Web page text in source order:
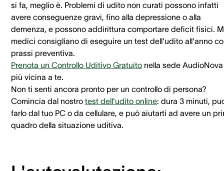
si fa, meglio è. Problemi di udito non curati possono infatti
avere conseguenze gravi, fino alla depressione o alla
demenza, e possono addirittura comportare deficit fisici.
medici consigliano di eseguire un test dell'udito all'anno
prassi preventiva.
Prenota un Controllo Uditivo Gratuito nella sede AudioNova
più vicina a te.
Non ti senti ancora pronto per un controllo di persona?
Comincia dal nostro test dell'udito online: dura 3 minuti,
farlo dal tuo PC o da cellulare, e può aiutarti ad avere un
quadro della situazione uditiva.